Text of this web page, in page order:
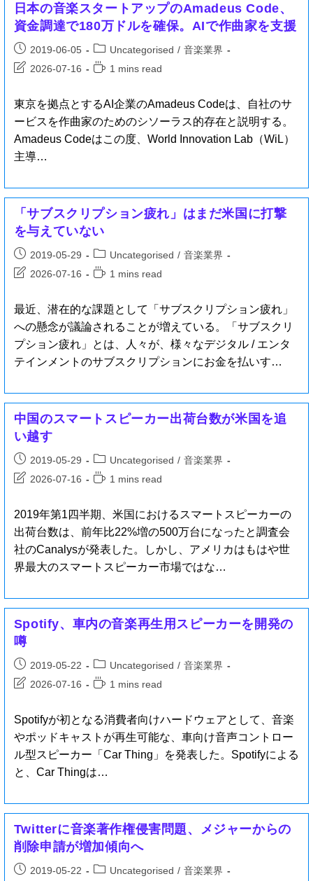
日本の音楽スタートアップのAmadeus Code、
資金調達で180万ドルを確保。AIで作曲家を支援
2019-06-05 Uncategorised / 音楽業界
2026-07-16
1 mins read
東京を拠点とするAI企業のAmadeus Codeは、自社のサ
ービスを作曲家のためのシソーラス的存在と説明する。
Amadeus Codeはこの度、World Innovation Lab（WiL）
主導…
「サブスクリプション疲れ」はまだ米国に打撃
を与えていない
2019-05-29 Uncategorised / 音楽業界
2026-07-16
1 mins read
最近、潜在的な課題として「サブスクリプション疲れ」
への懸念が議論されることが増えている。「サブスクリ
プション疲れ」とは、人々が、様々なデジタル / エンタ
テインメントのサブスクリプションにお金を払いす…
中国のスマートスピーカー出荷台数が米国を追
い越す
2019-05-29 Uncategorised / 音楽業界
2026-07-16
1 mins read
2019年第1四半期、米国におけるスマートスピーカーの
出荷台数は、前年比22%増の500万台になったと調査会
社のCanalysが発表した。しかし、アメリカはもはや世
界最大のスマートスピーカー市場ではな…
Spotify、車内の音楽再生用スピーカーを開発の
噂
2019-05-22 Uncategorised / 音楽業界
2026-07-16
1 mins read
Spotifyが初となる消費者向けハードウェアとして、音楽
やポッドキャストが再生可能な、車向け音声コントロー
ル型スピーカー「Car Thing」を発表した。Spotifyによる
と、Car Thingは…
Twitterに音楽著作権侵害問題、メジャーからの
削除申請が増加傾向へ
2019-05-22 Uncategorised / 音楽業界